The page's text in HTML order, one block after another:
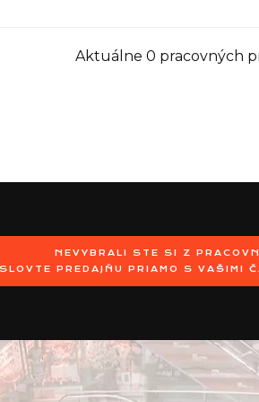
Aktuálne 0 pracovných
NEVYBRALI STE SI Z
PREDAJŇU PRIAMO S VAŠIMI